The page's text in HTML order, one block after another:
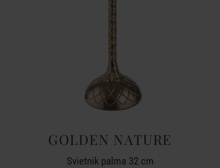
GOLDEN NATURE
Svietnik palma 32 cm